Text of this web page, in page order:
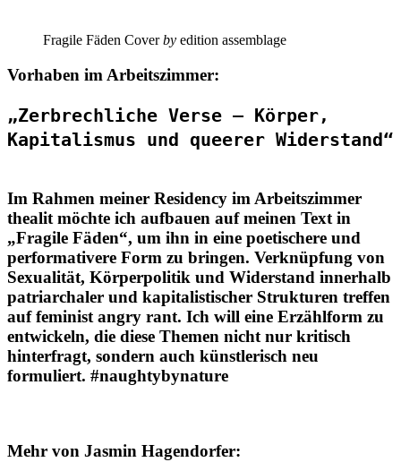
Fragile Fäden Coverby edition assemblage
Vorhaben im Arbeitszimmer:
„Zerbrechliche Verse – Körper,
Kapitalismus und queerer Widerstand“
Im Rahmen meiner Residency im Arbeitszimmer
thealit möchte ich aufbauen auf meinen Text in
„Fragile Fäden“, um ihn in eine poetischere und
performativere Form zu bringen. Verknüpfung von
Sexualität, Körperpolitik und Widerstand innerhalb
patriarchaler und kapitalistischer Strukturen treffen
auf feminist angry rant. Ich will eine Erzählform zu
entwickeln, die diese Themen nicht nur kritisch
hinterfragt, sondern auch künstlerisch neu
formuliert. #naughtybynature
Mehr von Jasmin Hagendorfer: